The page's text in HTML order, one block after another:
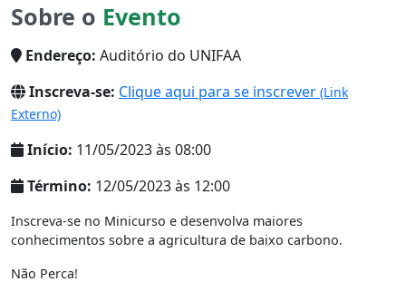
Sobre o Evento
Endereço: Auditório do UNIFAA
Inscreva-se: Clique aqui para se inscrever (Link
Externo)
Início: 11/05/2023 às 08:00
Término: 12/05/2023 às 12:00
Inscreva-se no Minicurso e desenvolva maiores
conhecimentos sobre a agricultura de baixo carbono.
Não Perca!